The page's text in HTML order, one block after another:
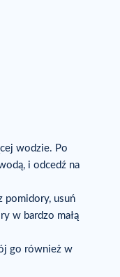
wodzie. Po
i odcedź na
pomidory, usuń
w bardzo małą
go również w